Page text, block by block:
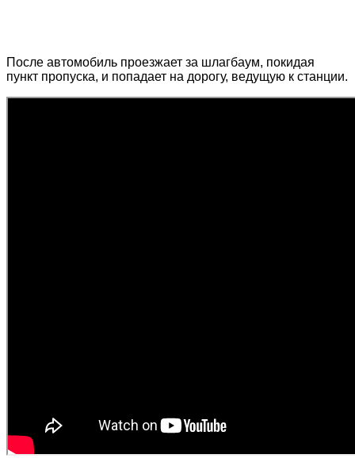
После автомобиль проезжает за шлагбаум, покидая
пункт пропуска, и попадает на дорогу, ведущую к станции.